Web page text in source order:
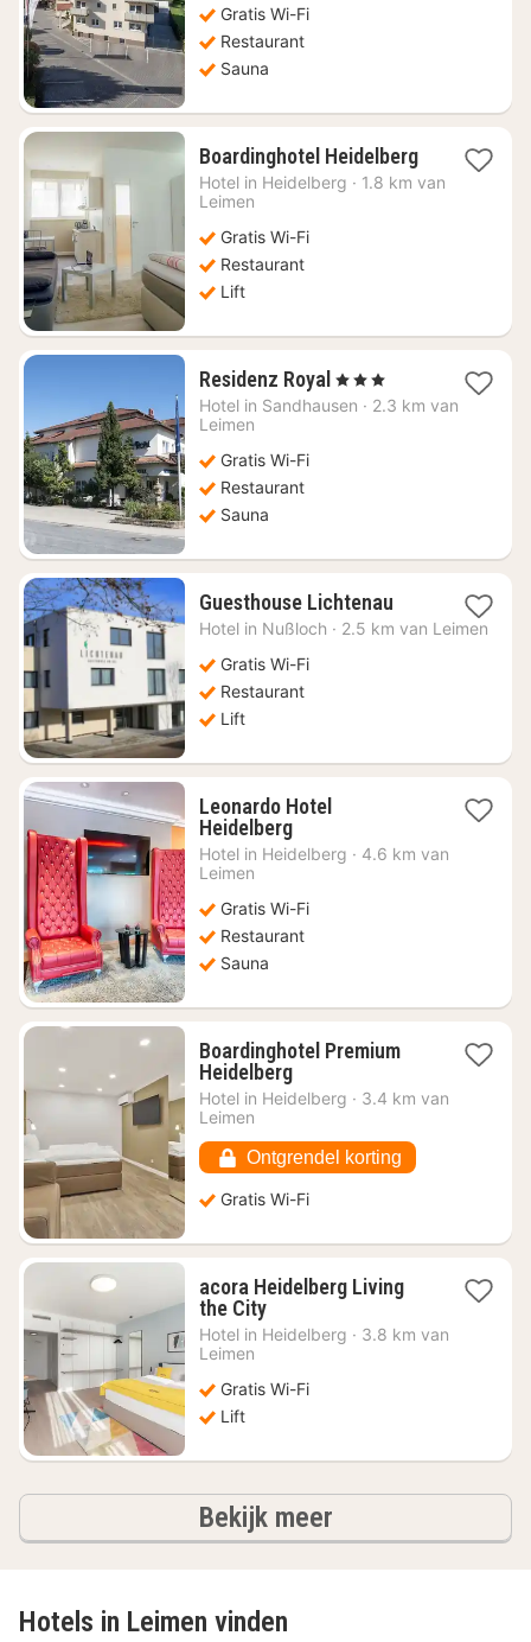
Gratis Wi-Fi
Restaurant
Sauna
Boardinghotel Heidelberg1
nacht
Hotel in Heidelberg · 1.8 km van
Leimen
Gratis Wi-Fi
Restaurant
Lift
Residenz Royal 1
nacht
, 3 Sterren
Hotel in Sandhausen · 2.3 km van
Leimen
Gratis Wi-Fi
Restaurant
Sauna
Guesthouse Lichtenau1
nacht
Hotel in Nußloch · 2.5 km van Leimen
Gratis Wi-Fi
Restaurant
Lift
Leonardo Hotel
Heidelberg1
nacht
vanaf
56,36
Hotel in Heidelberg · 4.6 km van
Leimen
Gratis Wi-Fi
Restaurant
Sauna
Boardinghotel Premium
Heidelberg1
nacht
vanaf
72,90
Hotel in Heidelberg · 3.4 km van
Leimen
Ontgrendel korting
Gratis Wi-Fi
acora Heidelberg Living
the City1
nacht
72,37
Hotel in Heidelberg · 3.8 km van
Leimen
Gratis Wi-Fi
Lift
Bekijk meerhotels
Hotels in Leimen vinden